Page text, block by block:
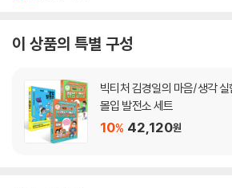
이 상품의 특별 구성
빅티처 김경일의 마음/생각
몰입 발전소 세트
10% 42,120원